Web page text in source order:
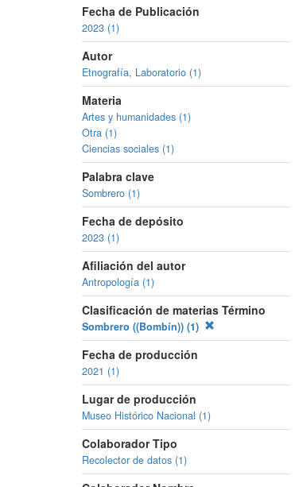
Fecha de Publicación
2023 (1)
Autor
Etnografía, Laboratorio (1)
Materia
Artes y humanidades (1)
Otra (1)
Ciencias sociales (1)
Palabra clave
Sombrero (1)
Fecha de depósito
2023 (1)
Afiliación del autor
Antropología (1)
Clasificación de materias Término
Sombrero ((Bombín)) (1)
Fecha de producción
2021 (1)
Lugar de producción
Museo Histórico Nacional (1)
Colaborador Tipo
Recolector de datos (1)